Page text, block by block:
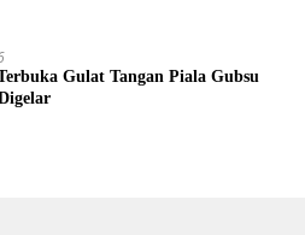
Gulat Tangan Piala Gubsu